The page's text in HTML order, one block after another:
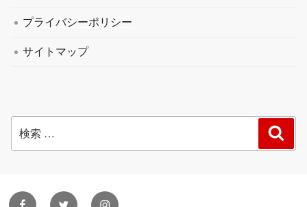
プライバシーポリシー
サイトマップ
facebooktwitter instagram